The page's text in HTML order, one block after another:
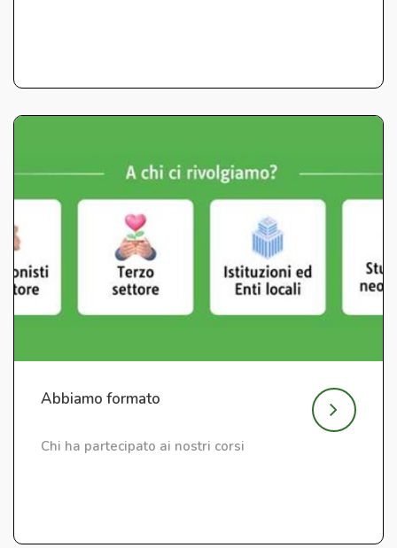
Abbiamo formato
Chi ha partecipato ai nostri corsi